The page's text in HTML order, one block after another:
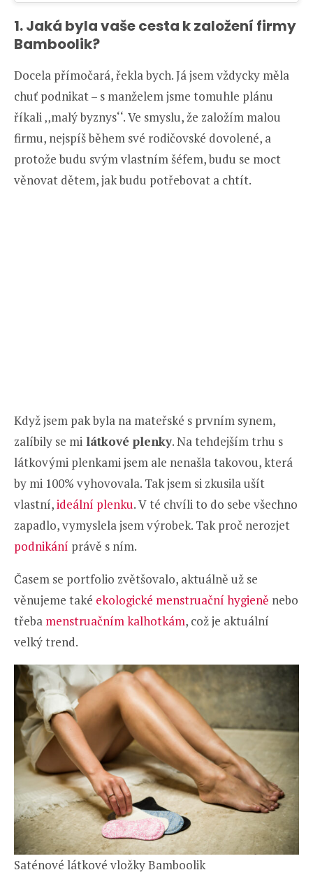
1. Jaká byla vaše cesta k založení firmy
Bamboolik?
Docela přímočará, řekla bych. Já jsem vždycky měla
chuť podnikat – s manželem jsme tomuhle plánu
říkali ‚‚malý byznys‘‘. Ve smyslu, že založím malou
firmu, nejspíš během své rodičovské dovolené, a
protože budu svým vlastním šéfem, budu se moct
věnovat dětem, jak budu potřebovat a chtít.
Když jsem pak byla na mateřské s prvním synem,
zalíbily se mi látkové plenky. Na tehdejším trhu s
látkovými plenkami jsem ale nenašla takovou, která
by mi 100% vyhovovala. Tak jsem si zkusila ušít
vlastní,ideální plenku. V té chvíli to do sebe všechno
zapadlo, vymyslela jsem výrobek. Tak proč nerozjet
podnikání právě s ním.
Časem se portfolio zvětšovalo, aktuálně už se
věnujeme také ekologické menstruační hygieně nebo
třeba menstruačním kalhotkám, což je aktuální
velký trend.
Saténové látkové vložky Bamboolik